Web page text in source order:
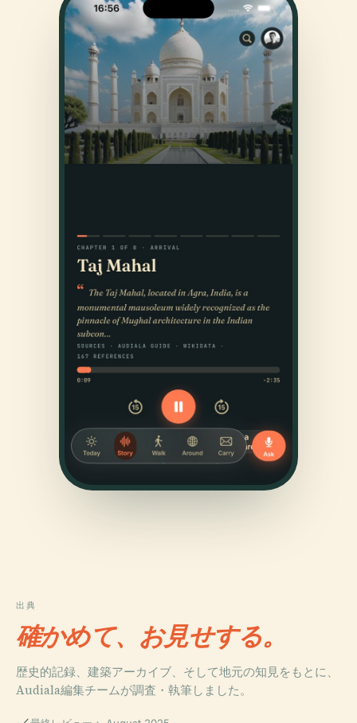
出典
確かめて、お見せする。
歴史的記録、建築アーカイブ、そして地元の知見をもとに、
Audiala編集チームが調査・執筆しました。